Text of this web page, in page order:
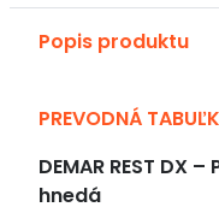
DX
obuv
hnedá
Popis produktu
PREVODNÁ
DEMAR REST
hnedá